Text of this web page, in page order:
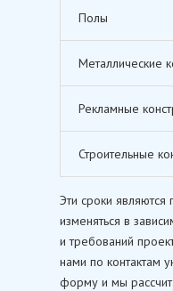
Полы
Металлические
Рекламные
Строительные
Эти сроки
изменяться в
и требований
нами по контактам
форму и мы